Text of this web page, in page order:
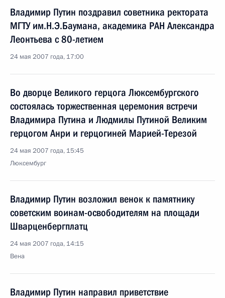
Владимир Путин поздравил советника ректората
МГТУ им.Н.Э.Баумана, академика РАН Александра
Леонтьева с 80-летием
24 мая 2007 года, 17:00
Во дворце Великого герцога Люксембургского
состоялась торжественная церемония встречи
Владимира Путина и Людмилы Путиной Великим
герцогом Анри и герцогиней Марией-Терезой
24 мая 2007 года, 15:45
Люксембург
Владимир Путин возложил венок к памятнику
советским воинам-освободителям на площади
Шварценбергплатц
24 мая 2007 года, 14:15
Вена
Владимир Путин направил приветствие